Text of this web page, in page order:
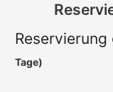
Tage)